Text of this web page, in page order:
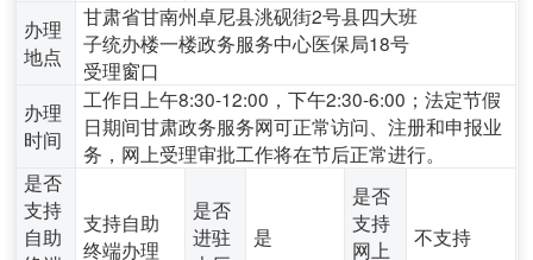
办理
地点
甘肃省甘南州卓尼县洮砚街2号县四大班
子统办楼一楼政务服务中心医保局18号
受理窗口
办理
时间
工作日上午8:30-12:00，下午2:30-6:00；法定节假
日期间甘肃政务服务网可正常访问、注册和申报业
务，网上受理审批工作将在节后正常进行。
是否
支持
自助
支持自助
终端办理
是否
进驻
是
是否
支持
网上
不支持